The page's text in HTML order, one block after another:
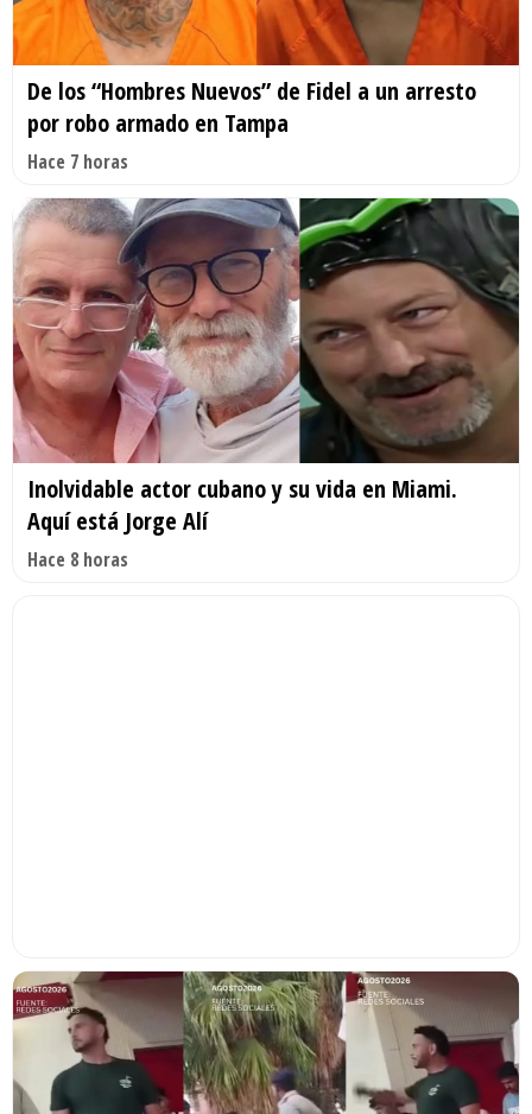
De los “Hombres Nuevos” de Fidel a un arresto
por robo armado en Tampa
Hace 7 horas
Inolvidable actor cubano y su vida en Miami.
Aquí está Jorge Alí
Hace 8 horas